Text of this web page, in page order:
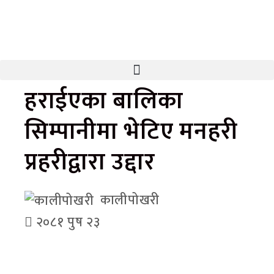
हराईएका बालिका
सिम्पानीमा भेटिए मनहरी
प्रहरीद्वारा उद्दार
कालीपोखरी
२०८१ पुष २३